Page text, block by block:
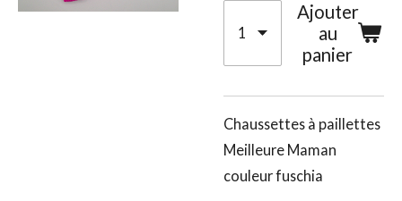
Ajouter
au
panier
Chaussettes à paillettes
Meilleure Maman
couleur fuschia